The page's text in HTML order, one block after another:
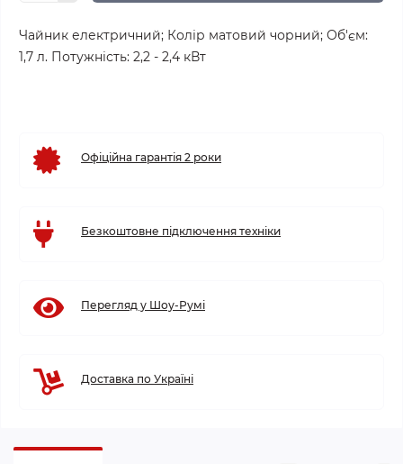
Чайник електричний; Колір матовий чорний; Об'єм:
1,7 л. Потужність: 2,2 - 2,4 кВт
Офіційна гарантія 2 роки
Безкоштовне підключення техніки
Перегляд у Шоу-Румі
Доставка по Україні